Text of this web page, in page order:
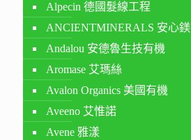
Alpecin 德國髮線工程
ANCIENTMINERALS 安心鎂
Andalou 安德魯生技有機
Aromase 艾瑪絲
Avalon Organics 美國有機
Aveeno 艾惟諾
Avene 雅漾